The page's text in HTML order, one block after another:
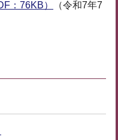
：76KB）
（令和7年7